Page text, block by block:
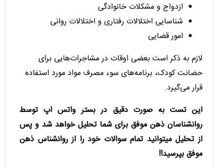
ازدواج و مشکلات خانوادگی
شناسایی اختلالات رفتاری و اختلالات روانی
امور قضایی
لازم به ذکر است بعضی اوقات در مشاجرات‌هایی برای
حضانت کودک، برنامه‌های سوء مصرف مواد مورد استفاده
قرار می‌گیرد.
این تست به صورت دقیق در بستر واتس اپ توسط
روانشناسان ذهن موفق برای شما تحلیل خواهد شد و پس
از تحلیل میتوانید تمام سوالات خود را از روانشناس ذهن
موفق بپرسید!!